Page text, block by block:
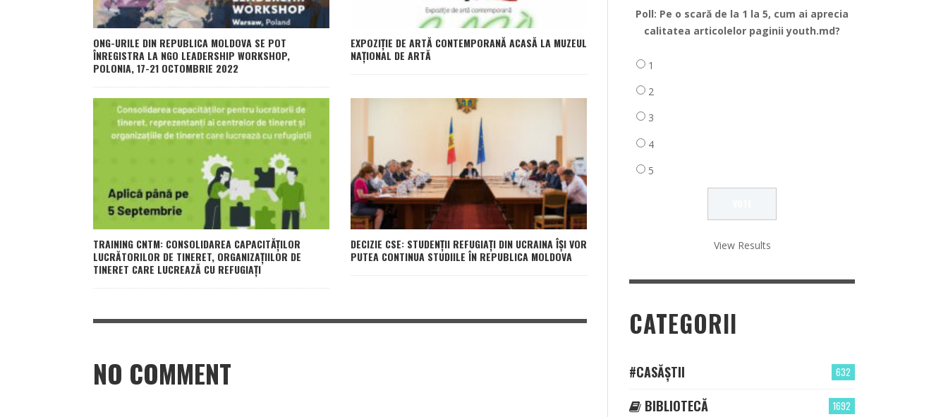
ONG-URILE DIN REPUBLICA MOLDOVA SE POT
ÎNREGISTRA LA NGO LEADERSHIP WORKSHOP,
POLONIA, 17-21 OCTOMBRIE 2022
EXPOZIȚIE DE ARTĂ CONTEMPORANĂ ACASĂ LA MUZEUL
NAȚIONAL DE ARTĂ
TRAINING CNTM: CONSOLIDAREA CAPACITĂȚILOR
LUCRĂTORILOR DE TINERET, ORGANIZAȚIILOR DE
TINERET CARE LUCREAZĂ CU REFUGIAȚI
DECIZIE CSE: STUDENȚII REFUGIAȚI DIN UCRAINA ÎȘI VOR
PUTEA CONTINUA STUDIILE ÎN REPUBLICA MOLDOVA
NO COMMENT
Poll: Pe o scară de la 1 la 5, cum ai aprecia
calitatea articolelor paginii youth.md?
1
2
3
4
5
View Results
CATEGORII
632
#CASĂȘTII
1692
BIBLIOTECĂ